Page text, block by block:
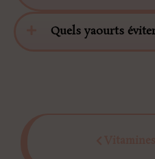
Quels yaourts